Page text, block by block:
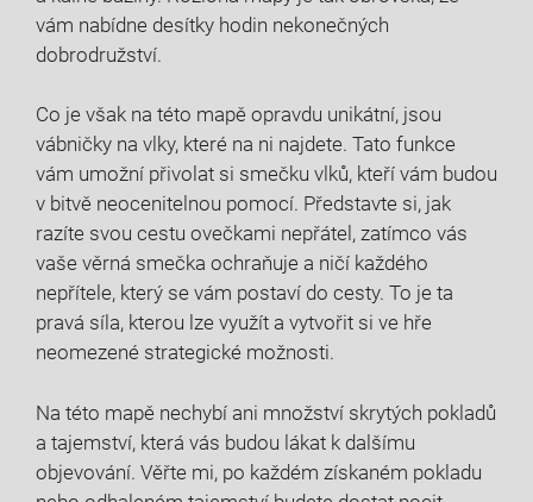
vám nabídne desítky hodin nekonečných
dobrodružství.
Co je však na této mapě opravdu unikátní, jsou
vábničky na vlky, které na ni najdete. Tato funkce
vám umožní přivolat si smečku vlků, kteří vám budou
v bitvě neocenitelnou pomocí. Představte si, jak
razíte svou cestu ovečkami nepřátel, zatímco vás
vaše věrná smečka ochraňuje a ničí každého
nepřítele, který se vám postaví do cesty. To je ta
pravá síla, kterou lze využít a vytvořit si ve hře
neomezené strategické možnosti.
Na této mapě nechybí ani množství skrytých pokladů
a tajemství, která vás budou lákat k dalšímu
objevování. Věřte mi, po každém získaném pokladu